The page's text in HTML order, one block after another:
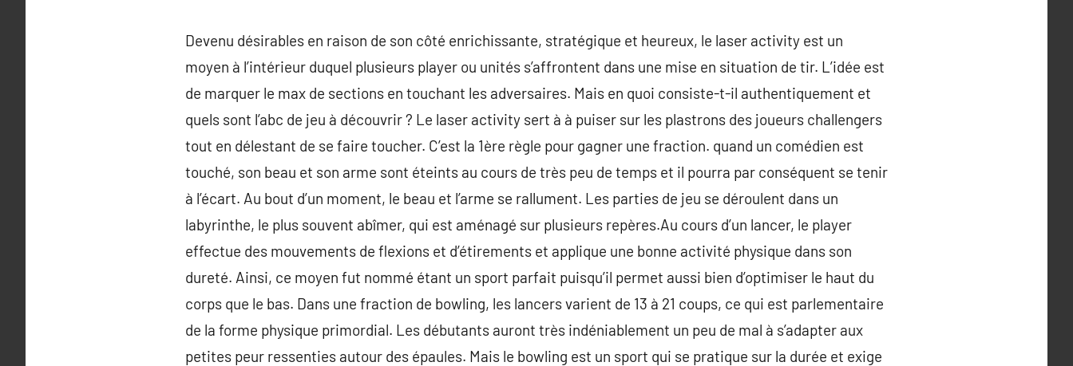
Devenu désirables en raison de son côté enrichissante, stratégique et heureux, le laser activity est un
moyen à l’intérieur duquel plusieurs player ou unités s’affrontent dans une mise en situation de tir. L’idée est
de marquer le max de sections en touchant les adversaires. Mais en quoi consiste-t-il authentiquement et
quels sont l’abc de jeu à découvrir ? Le laser activity sert à à puiser sur les plastrons des joueurs challengers
tout en délestant de se faire toucher. C’est la 1ère règle pour gagner une fraction. quand un comédien est
touché, son beau et son arme sont éteints au cours de très peu de temps et il pourra par conséquent se tenir
à l’écart. Au bout d’un moment, le beau et l’arme se rallument. Les parties de jeu se déroulent dans un
labyrinthe, le plus souvent abîmer, qui est aménagé sur plusieurs repères.Au cours d’un lancer, le player
effectue des mouvements de flexions et d’étirements et applique une bonne activité physique dans son
dureté. Ainsi, ce moyen fut nommé étant un sport parfait puisqu’il permet aussi bien d’optimiser le haut du
corps que le bas. Dans une fraction de bowling, les lancers varient de 13 à 21 coups, ce qui est parlementaire
de la forme physique primordial. Les débutants auront très indéniablement un peu de mal à s’adapter aux
petites peur ressenties autour des épaules. Mais le bowling est un sport qui se pratique sur la durée et exige